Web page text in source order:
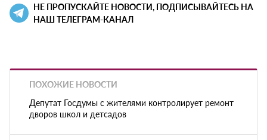
НЕ ПРОПУСКАЙТЕ НОВОСТИ, ПОДПИСЫВАЙТЕСЬ НА
НАШ ТЕЛЕГРАМ-КАНАЛ
ПОХОЖИЕ НОВОСТИ
Депутат Госдумы с жителями контролирует ремонт
дворов школ и детсадов